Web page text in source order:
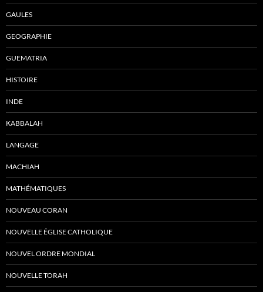
GAULES
GEOGRAPHIE
GUEMATRIA
HISTOIRE
INDE
KABBALAH
LANGAGE
MACHIAH
MATHÉMATIQUES
NOUVEAU CORAN
NOUVELLE ÉGLISE CATHOLIQUE
NOUVEL ORDRE MONDIAL
NOUVELLE TORAH